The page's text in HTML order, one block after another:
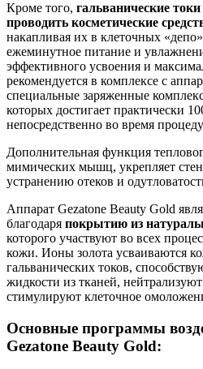
Кроме того, гальванические
проводить косметические
накапливая их в клеточных
ежеминутное питание и
эффективного усвоения и
рекомендуется в комплексе с
специальные заряженные
которых достигает практически
непосредственно во время
Дополнительная функция
мимических мышц, укрепляет
устранению отеков и
Аппарат Gezatone Beauty Gold
благодаря покрытию из
которого участвуют во всех
кожи. Ионы золота усваиваются
гальванических токов,
жидкости из тканей,
стимулируют клеточное
Основные программы
Gezatone Beauty Gold: